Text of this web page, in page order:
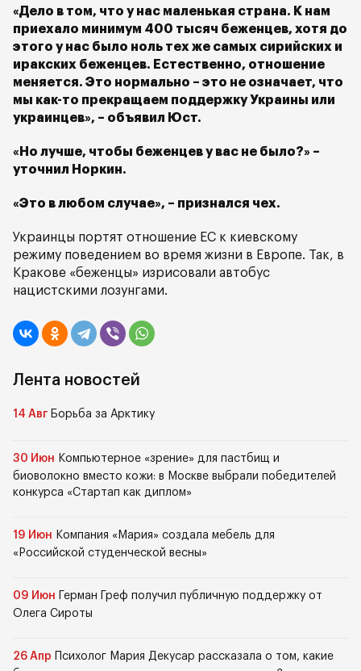
«Дело в том, что у нас маленькая страна. К нам
приехало минимум 400 тысяч беженцев, хотя до
этого у нас было ноль тех же самых сирийских и
иракских беженцев. Естественно, отношение
меняется. Это нормально – это не означает, что
мы как-то прекращаем поддержку Украины или
украинцев», – объявил Юст.
«Но лучше, чтобы беженцев у вас не было?» –
уточнил Норкин.
«Это в любом случае», – признался чех.
Украинцы портят отношение ЕС к киевскому
режиму поведением во время жизни в Европе. Так, в
Кракове «беженцы» изрисовали автобус
нацистскими лозунгами.
Лента новостей
14 Авг Борьба за Арктику
30 Июн Компьютерное «зрение» для пастбищ и
биоволокно вместо кожи: в Москве выбрали победителей
конкурса «Стартап как диплом»
19 Июн Компания «Мария» создала мебель для
«Российской студенческой весны»
09 Июн
Герман Греф получил публичную поддержку от
Олега Сироты
26 Апр
Психолог Мария Декусар рассказала о том, какие